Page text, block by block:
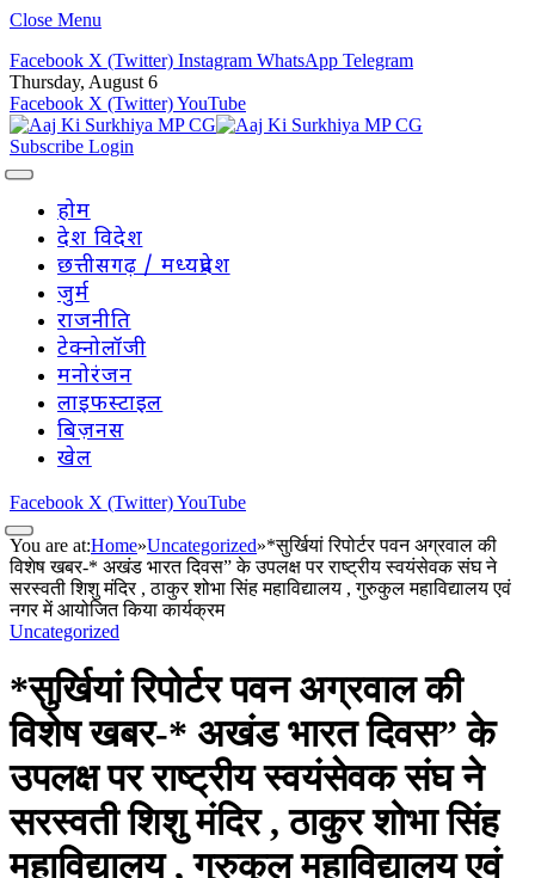
Close Menu
Facebook X (Twitter) Instagram WhatsApp Telegram
Thursday, August 6
Facebook X (Twitter)YouTube
Subscribe Login
होम
देश विदेश
छत्तीसगढ़ / मध्यप्रदेश
जुर्म
राजनीति
टेक्नोलॉजी
मनोरंजन
लाइफस्टाइल
बिज़नस
खेल
Facebook X (Twitter)YouTube
You are at:Home»Uncategorized»*सुर्खियां रिपोर्टर पवन अग्रवाल की
विशेष खबर-* अखंड भारत दिवस” के उपलक्ष पर राष्ट्रीय स्वयंसेवक संघ ने
सरस्वती शिशु मंदिर , ठाकुर शोभा सिंह महाविद्यालय , गुरुकुल महाविद्यालय एवं
नगर में आयोजित किया कार्यक्रम
Uncategorized
*सुर्खियां रिपोर्टर पवन अग्रवाल की
विशेष खबर-* अखंड भारत दिवस” के
उपलक्ष पर राष्ट्रीय स्वयंसेवक संघ ने
सरस्वती शिशु मंदिर , ठाकुर शोभा सिंह
महाविद्यालय , गुरुकुल महाविद्यालय एवं